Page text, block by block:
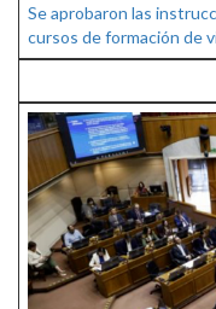
Se aprobaron las
cursos de formación de